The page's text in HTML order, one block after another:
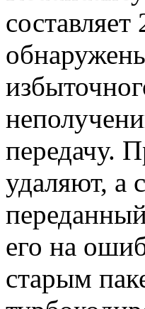
передачу.
удаляют, а
его на
старым